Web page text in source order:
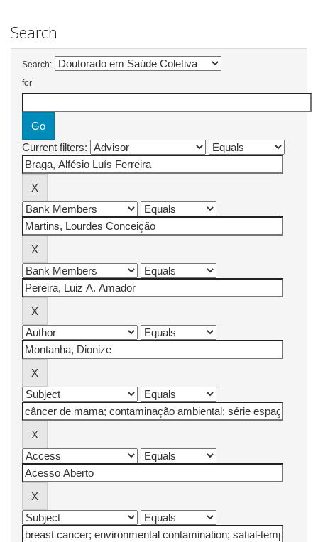
Search
Search:
for
Current filters: